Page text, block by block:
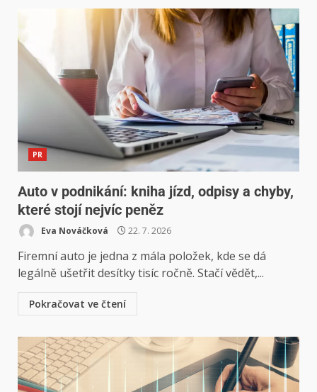
PR
Auto v podnikání: kniha jízd, odpisy a chyby,
které stojí nejvíc peněz
Eva Nováčková 22. 7. 2026
Firemní auto je jedna z mála položek, kde se dá
legálně ušetřit desítky tisíc ročně. Stačí vědět,...
Pokračovat ve čtení